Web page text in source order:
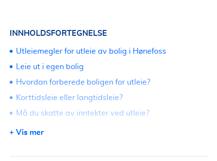
INNHOLDSFORTEGNELSE
Utleiemegler for utleie av bolig i Hønefoss
Leie ut i egen bolig
Hvordan forberede boligen for utleie?
Korttidsleie eller langtidsleie?
Må du skatte av inntekter ved utleie?
Bør du bruke utleiemegler?
Vis mer